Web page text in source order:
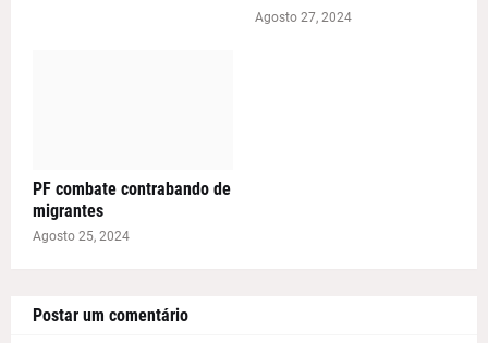
Agosto 27, 2024
PF combate contrabando de
migrantes
Agosto 25, 2024
Postar um comentário